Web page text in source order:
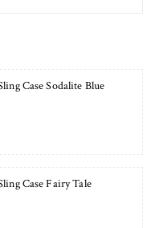
Case Sodalite Blue
Case Fairy Tale